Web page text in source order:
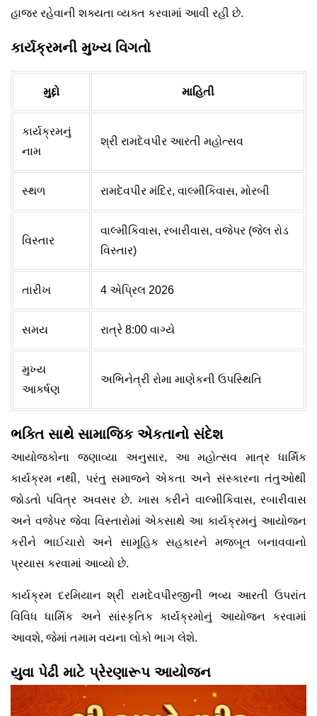
હાજર રહેવાની શક્યતા વ્યક્ત કરવામાં આવી રહી છે.
કાર્યક્રમની મુખ્ય વિગતો
મુદ્દો માહિતી
કાર્યક્રમનું
નામ
શ્રી રામદેવપીર આરતી મહોત્સવ
સ્થળ રામદેવપીર મંદિર, વાલ્મીકિવાસ, મોરબી
વિસ્તાર
વાલ્મીકિવાસ, રબારીવાસ, વજેપર (જેલ રોડ
વિસ્તાર)
તારીખ 4 એપ્રિલ 2026
સમય રાત્રે 8:00 વાગ્યે
મુખ્ય
આકર્ષણ
અભિનેત્રી રોમા માણેકની ઉપસ્થિતિ
ભક્તિ સાથે સામાજિક એકતાનો સંદેશ
આયોજકોના જણાવ્યા અનુસાર, આ મહોત્સવ માત્ર ધાર્મિક
કાર્યક્રમ નથી, પરંતુ સમાજને એકતા અને સંસ્કારના તંતુઓથી
જોડતો પવિત્ર અવસર છે. ખાસ કરીને વાલ્મીકિવાસ, રબારીવાસ
અને વજેપર જેવા વિસ્તારોમાં એકસાથે આ કાર્યક્રમનું આયોજન
કરીને ભાઈચારો અને સામૂહિક સહકારને મજબૂત બનાવવાનો
પ્રયાસ કરવામાં આવ્યો છે.
કાર્યક્રમ દરમિયાન શ્રી રામદેવપીરજીની ભવ્ય આરતી ઉપરાંત
વિવિધ ધાર્મિક અને સાંસ્કૃતિક કાર્યક્રમોનું આયોજન કરવામાં
આવશે, જેમાં તમામ વયના લોકો ભાગ લેશે.
યુવા પેઢી માટે પ્રેરણારૂપ આયોજન